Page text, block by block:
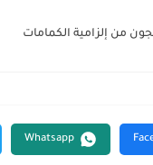
من إلزامية الكمامات